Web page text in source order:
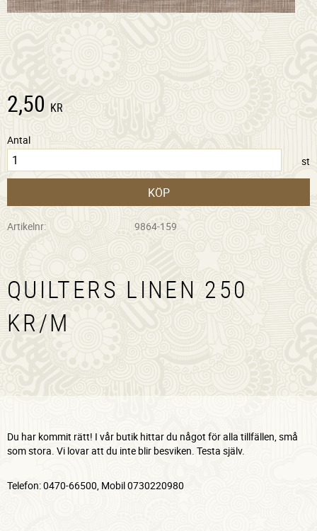
2,50 KR
Antal
st
KÖP
Artikelnr 9864-159
QUILTERS LINEN 250
KR/M
Du har kommit rätt! I vår butik hittar du något för alla tillfällen, små
som stora. Vi lovar att du inte blir besviken. Testa själv.
Telefon: 0470-66500, Mobil 0730220980